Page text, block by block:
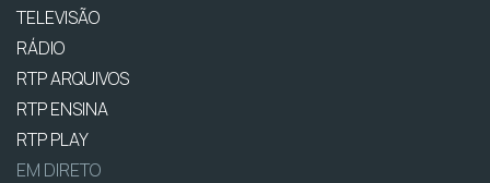
TELEVISÃO
RÁDIO
RTP ARQUIVOS
RTP ENSINA
RTP PLAY
EM DIRETO